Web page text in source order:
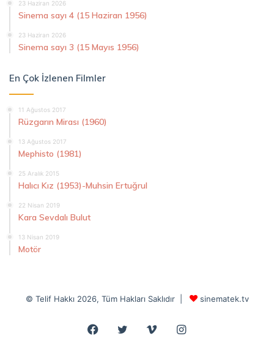
23 Haziran 2026
Sinema sayı 4 (15 Haziran 1956)
23 Haziran 2026
Sinema sayı 3 (15 Mayıs 1956)
En Çok İzlenen Filmler
11 Ağustos 2017
Rüzgarın Mirası (1960)
13 Ağustos 2017
Mephisto (1981)
25 Aralık 2015
Halıcı Kız (1953)-Muhsin Ertuğrul
22 Nisan 2019
Kara Sevdalı Bulut
13 Nisan 2019
Motör
© Telif Hakkı 2026, Tüm Hakları Saklıdır | sinematek.tv
Facebook
Twitter VimeoInstagram